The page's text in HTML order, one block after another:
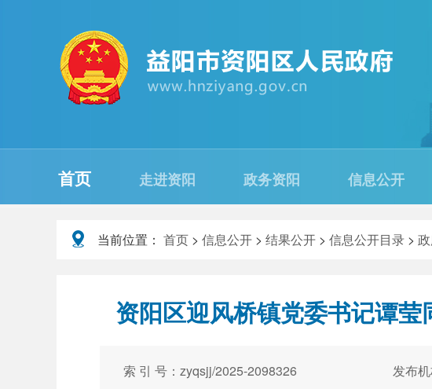
首页 走进资阳 政务资阳 信息公开
当前位置： 首页 > 信息公开 > 结果公开 > 信息公开目录 >
资阳区迎风桥镇党委书记谭
索 引 号：zyqsjj/2025-2098326 发布